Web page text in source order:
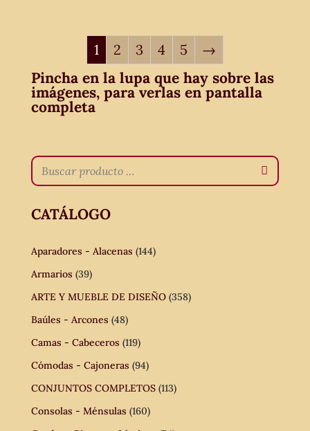
1 2 3 4 5 →
Pincha en la lupa que hay sobre las
imágenes, para verlas en pantalla
completa
CATÁLOGO
Aparadores - Alacenas (144)
Armarios (39)
ARTE Y MUEBLE DE DISEÑO (358)
Baúles - Arcones (48)
Camas - Cabeceros (119)
Cómodas - Cajoneras (94)
CONJUNTOS COMPLETOS (113)
Consolas - Ménsulas (160)